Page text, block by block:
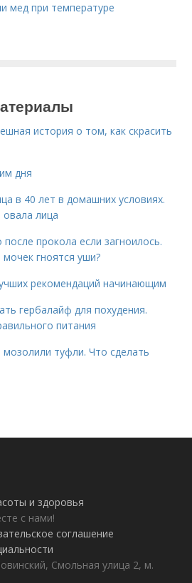
мед при температуре
история о том, как скрасить
дня
в 40 лет в домашних условиях.
лица
прокола если загноилось.
гноятся уши?
рекомендаций начинающим
гербалайф для похудения.
питания
туфли. Что сделать
и здоровья
с нами!
соглашение
Смольная улица 2, м.